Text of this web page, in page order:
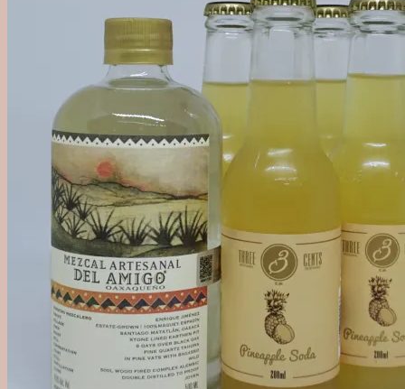
Sukkerrør
Alle Rom
Sød Rom
Tør Rom
Funky Rom
Vermouth
Frugtvin
Calvados & Æbler
Pisco & Grappa
Cognac & Armagnac
Andet godt
Absint & Pastis
Alkoholfri
Likør, Bitter & Amaro
Øl, Cider & Dåse Drinks
Mixer & Vand
Udstyr